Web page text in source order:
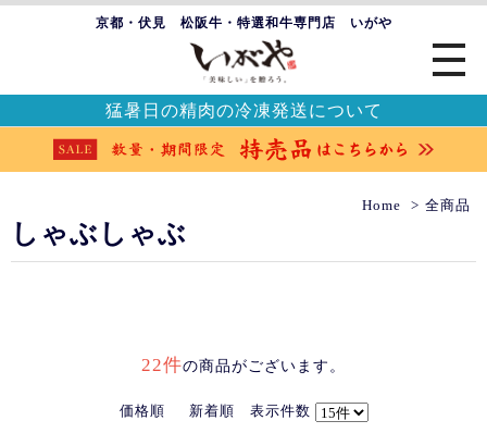
京都・伏見 松阪牛・特選和牛専門店 いがや
猛暑日の精肉の冷凍発送について
Home 全商品
しゃぶしゃぶ
22件の商品がございます。
価格順 新着順 表示件数